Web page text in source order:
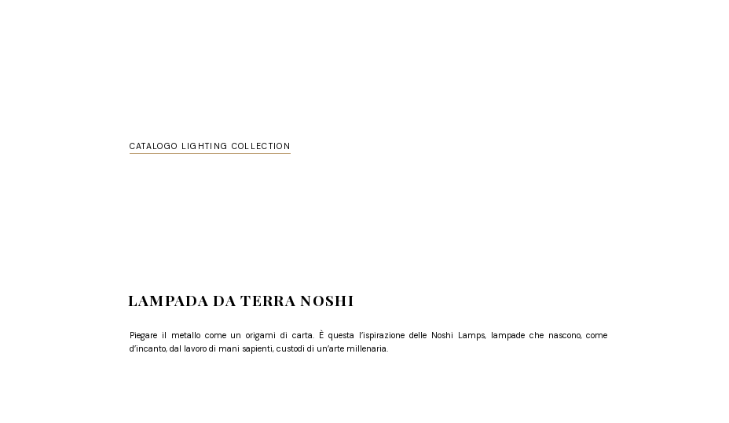
CATALOGO LIGHTING COLLECTION
LAMPADA DA TERRA NOSHI
Piegare il metallo come un origami di carta. È questa l’ispirazione delle Noshi Lamps, lampade che nascono, come
d’incanto, dal lavoro di mani sapienti, custodi di un’arte millenaria.